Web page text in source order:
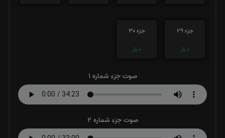
جزء 29
0 بار
جزء 30
0 بار
صوت جزء شماره 1
صوت جزء شماره 2